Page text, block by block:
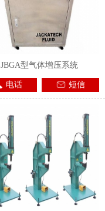
JBGA型气体增压系统
电话 短信